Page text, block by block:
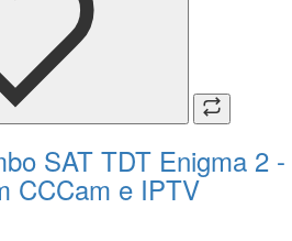
SAT TDT Enigma 2 -
CCCam e IPTV